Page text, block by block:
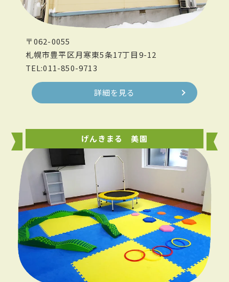
〒062-0055
札幌市豊平区月寒東5条17丁目9-12
TEL:011-850-9713
詳細を見る
げんきまる 美園